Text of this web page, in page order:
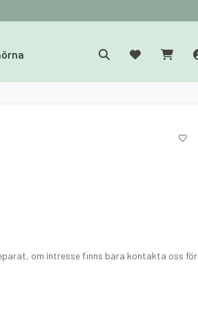
om intresse finns bara kontakta oss för